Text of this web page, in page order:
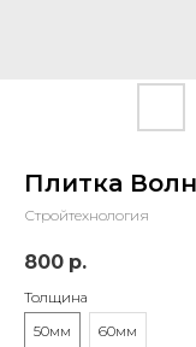
Плитка
Стройтехнология
800 р.
Толщина
50мм
60мм